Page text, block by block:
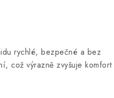
rychlé, bezpečné a bez
což výrazně zvyšuje komfort